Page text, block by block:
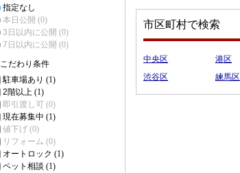
指定なし
本日公開 (0)
3日以内に公開 (0)
7日以内に公開 (0)
こだわり条件
駐車場あり (1)
2階以上 (1)
即引渡し可 (0)
現在募集中 (1)
値下げ (0)
リフォーム (0)
オートロック (1)
ペット相談 (1)
市区町村で検索
中央区 港区
渋谷区
練馬区